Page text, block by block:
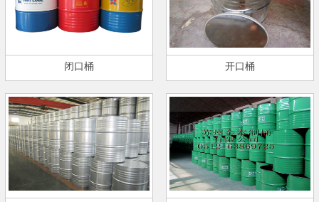
闭口桶 开口桶